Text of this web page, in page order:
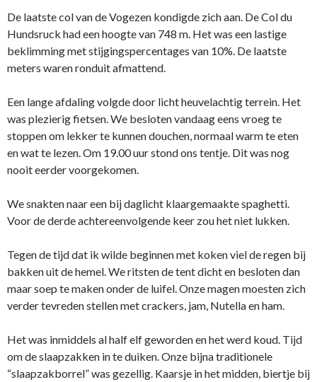
De laatste col van de Vogezen kondigde zich aan. De Col du
Hundsruck had een hoogte van 748 m. Het was een lastige
beklimming met stijgingspercentages van 10%. De laatste
meters waren ronduit afmattend.
Een lange afdaling volgde door licht heuvelachtig terrein. Het
was plezierig fietsen. We besloten vandaag eens vroeg te
stoppen om lekker te kunnen douchen, normaal warm te eten
en wat te lezen. Om 19.00 uur stond ons tentje. Dit was nog
nooit eerder voorgekomen.
We snakten naar een bij daglicht klaargemaakte spaghetti.
Voor de derde achtereenvolgende keer zou het niet lukken.
Tegen de tijd dat ik wilde beginnen met koken viel de regen bij
bakken uit de hemel. We ritsten de tent dicht en besloten dan
maar soep te maken onder de luifel. Onze magen moesten zich
verder tevreden stellen met crackers, jam, Nutella en ham.
Het was inmiddels al half elf geworden en het werd koud. Tijd
om de slaapzakken in te duiken. Onze bijna traditionele
“slaapzakborrel” was gezellig. Kaarsje in het midden, biertje bij